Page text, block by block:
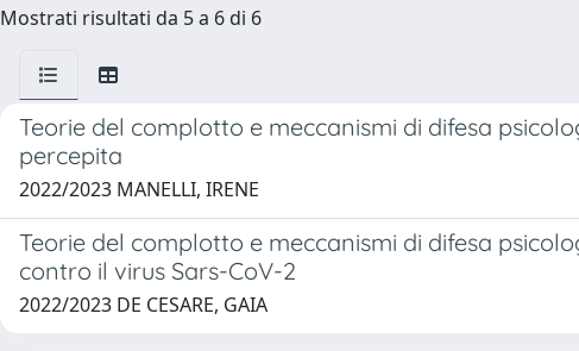
Mostrati risultati da 5 a 6 di 6
Teorie del complotto e meccanismi di difesa
percepita
2022/2023 MANELLI, IRENE
Teorie del complotto e meccanismi di difesa
contro il virus Sars-CoV-2
2022/2023 DE CESARE, GAIA